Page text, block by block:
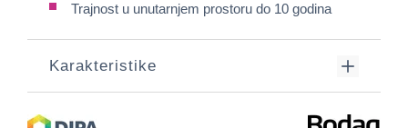
Trajnost u unutarnjem prostoru do 10 godina
Karakteristike